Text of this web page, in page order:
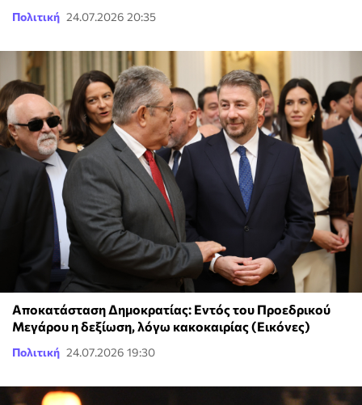
Πολιτική 24.07.2026 20:35
Αποκατάσταση Δημοκρατίας: Εντός του Προεδρικού
Μεγάρου η δεξίωση, λόγω κακοκαιρίας (Εικόνες)
Πολιτική 24.07.2026 19:30